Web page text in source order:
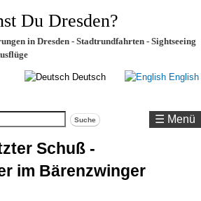
Du Dresden?
in Dresden - Stadtrundfahrten - Sightseeing
Deutsch English
☰ Menü
Schuß -
im Bärenzwinger